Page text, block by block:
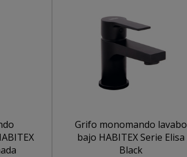
Grifo monomando lavabo
bajo HABITEX Serie Elisa
Black